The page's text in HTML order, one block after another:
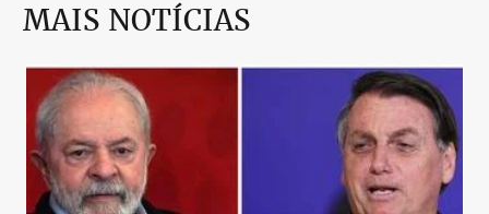
MAIS NOTÍCIAS